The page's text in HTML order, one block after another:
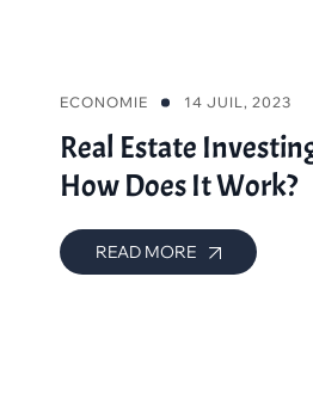
ECONOMIE 14 JUIL, 2023
Real Estate
How Does It Work?
READ MORE